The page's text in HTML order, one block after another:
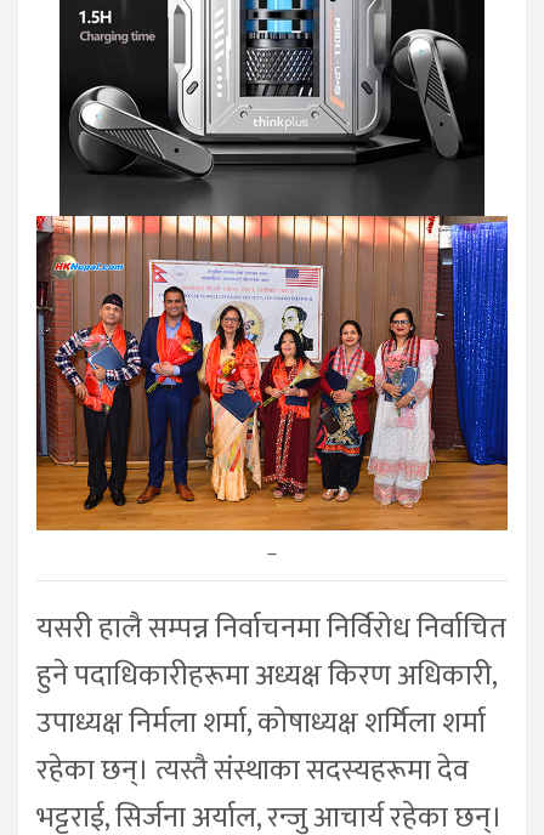
–
यसरी हालै सम्पन्न निर्वाचनमा निर्विरोध निर्वाचित
हुने पदाधिकारीहरूमा अध्यक्ष किरण अधिकारी,
उपाध्यक्ष निर्मला शर्मा, कोषाध्यक्ष शर्मिला शर्मा
रहेका छन्। त्यस्तै संस्थाका सदस्यहरूमा देव
भट्टराई, सिर्जना अर्याल, रन्जु आचार्य रहेका छन्।